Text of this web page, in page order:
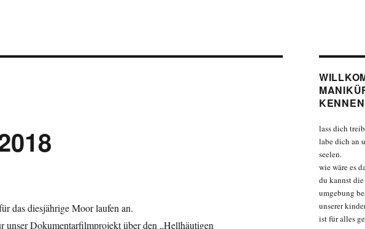
das diesjährige Moor laufen an.
unser Dokumentarfilmprojekt über den „Hellhäutigen
lass dich
labe dich an
seelen.
wie wäre es
du kannst
umgebung
unserer
ist für alles